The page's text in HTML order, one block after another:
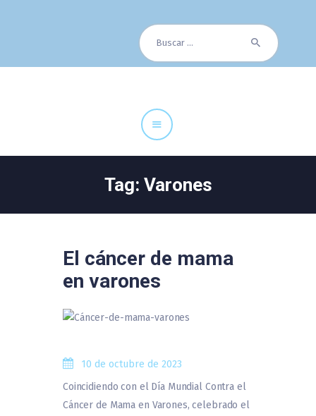
Buscar:
Tag: Varones
Cuadro Médico
Especialidades
El cáncer de mama
en varones
10 de octubre de 2023
Coincidiendo con el Día Mundial Contra el
Cáncer de Mama en Varones, celebrado el